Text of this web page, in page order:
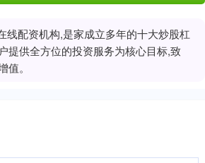
线配资机构,是家成立多年的十大炒股杠
提供全方位的投资服务为核心目标,致
。